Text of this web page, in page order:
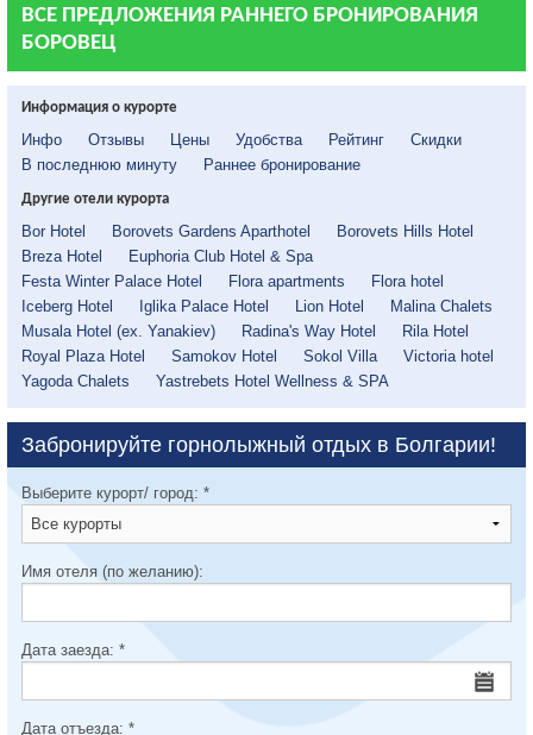
ВСЕ ПРЕДЛОЖЕНИЯ РАННЕГО БРОНИРОВАНИЯ
БОРОВЕЦ
Информация о курорте
Инфо Отзывы Цены Удобства Рейтинг
Скидки
В последнюю минуту
Раннее бронирование
Другие отели курорта
Bor Hotel Borovets Gardens Aparthotel
Borovets Hills Hotel
Breza Hotel
Euphoria Club Hotel & Spa
Festa Winter Palace Hotel
Flora apartments
Flora hotel
Iceberg Hotel
Iglika Palace Hotel Lion Hotel
Malina Chalets
Musala Hotel (ex. Yanakiev)
Radina's Way Hotel
Rila Hotel
Royal Plaza Hotel
Samokov Hotel Sokol Villa
Victoria hotel
Yagoda Chalets
Yastrebets Hotel Wellness & SPA
Забронируйте горнолыжный отдых в Болгарии!
Выберите курорт/ город: *
Имя отеля (по желанию):
Дата заезда: *
Дата отъезда: *